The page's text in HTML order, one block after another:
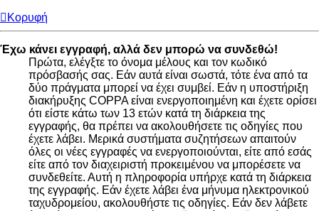
Κορυφή
Έχω κάνει εγγραφή, αλλά δεν μπορώ να συνδεθώ!
Πρώτα, ελέγξτε το όνομα μέλους και τον κωδικό
πρόσβασής σας. Εάν αυτά είναι σωστά, τότε ένα από τα
δύο πράγματα μπορεί να έχει συμβεί. Εάν η υποστήριξη
διακήρυξης COPPA είναι ενεργοποιημένη και έχετε ορίσει
ότι είστε κάτω των 13 ετών κατά τη διάρκεια της
εγγραφής, θα πρέπει να ακολουθήσετε τις οδηγίες που
έχετε λάβει. Μερικά συστήματα συζητήσεων απαιτούν
όλες οι νέες εγγραφές να ενεργοποιούνται, είτε από εσάς
είτε από τον διαχειριστή προκειμένου να μπορέσετε να
συνδεθείτε. Αυτή η πληροφορία υπήρχε κατά τη διάρκεια
της εγγραφής. Εάν έχετε λάβει ένα μήνυμα ηλεκτρονικού
ταχυδρομείου, ακολουθήστε τις οδηγίες. Εάν δεν λάβετε